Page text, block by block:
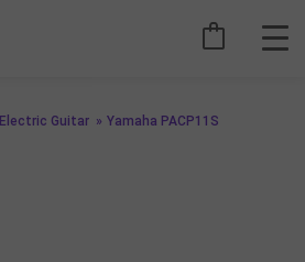
Electric Guitar » Yamaha PACP11S